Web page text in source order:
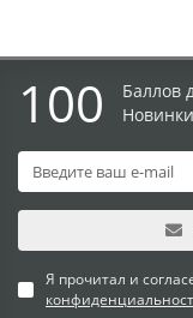
100
Баллов
Я прочитал и